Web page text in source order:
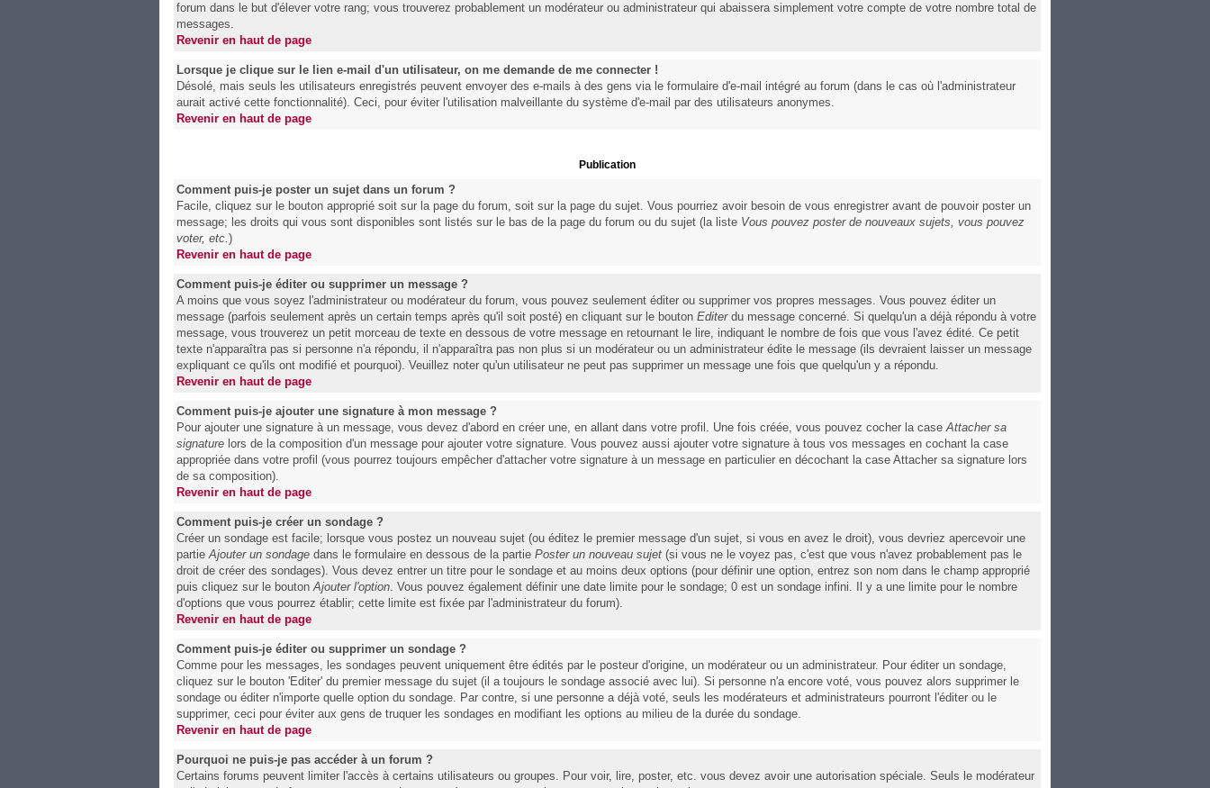
forum dans le but d'élever votre rang; vous trouverez probablement un modérateur ou administrateur qui abaissera simplement votre compte de votre nombre total de
messages.
Revenir en haut de page
Lorsque je clique sur le lien e-mail d'un utilisateur, on me demande de me connecter !
Désolé, mais seuls les utilisateurs enregistrés peuvent envoyer des e-mails à des gens via le formulaire d'e-mail intégré au forum (dans le cas où l'administrateur
aurait activé cette fonctionnalité). Ceci, pour éviter l'utilisation malveillante du système d'e-mail par des utilisateurs anonymes.
Revenir en haut de page
Publication
Comment puis-je poster un sujet dans un forum ?
Facile, cliquez sur le bouton approprié soit sur la page du forum, soit sur la page du sujet. Vous pourriez avoir besoin de vous enregistrer avant de pouvoir poster un
message; les droits qui vous sont disponibles sont listés sur le bas de la page du forum ou du sujet (la liste Vous pouvez poster de nouveaux sujets, vous pouvez
voter, etc.)
Revenir en haut de page
Comment puis-je éditer ou supprimer un message ?
A moins que vous soyez l'administrateur ou modérateur du forum, vous pouvez seulement éditer ou supprimer vos propres messages. Vous pouvez éditer un
message (parfois seulement après un certain temps après qu'il soit posté) en cliquant sur le bouton Editerdu message concerné. Si quelqu'un a déjà répondu à votre
message, vous trouverez un petit morceau de texte en dessous de votre message en retournant le lire, indiquant le nombre de fois que vous l'avez édité. Ce petit
texte n'apparaîtra pas si personne n'a répondu, il n'apparaîtra pas non plus si un modérateur ou un administrateur édite le message (ils devraient laisser un message
expliquant ce qu'ils ont modifié et pourquoi). Veuillez noter qu'un utilisateur ne peut pas supprimer un message une fois que quelqu'un y a répondu.
Revenir en haut de page
Comment puis-je ajouter une signature à mon message ?
Pour ajouter une signature à un message, vous devez d'abord en créer une, en allant dans votre profil. Une fois créée, vous pouvez cocher la caseAttacher sa
signature lors de la composition d'un message pour ajouter votre signature. Vous pouvez aussi ajouter votre signature à tous vos messages en cochant la case
appropriée dans votre profil (vous pourrez toujours empêcher d'attacher votre signature à un message en particulier en décochant la case Attacher sa signature lors
de sa composition).
Revenir en haut de page
Comment puis-je créer un sondage ?
Créer un sondage est facile; lorsque vous postez un nouveau sujet (ou éditez le premier message d'un sujet, si vous en avez le droit), vous devriez apercevoir une
partieAjouter un sondage dans le formulaire en dessous de la partie Poster un nouveau sujet (si vous ne le voyez pas, c'est que vous n'avez probablement pas le
droit de créer des sondages). Vous devez entrer un titre pour le sondage et au moins deux options (pour définir une option, entrez son nom dans le champ approprié
puis cliquez sur le boutonAjouter l'option. Vous pouvez également définir une date limite pour le sondage; 0 est un sondage infini. Il y a une limite pour le nombre
d'options que vous pourrez établir; cette limite est fixée par l'administrateur du forum).
Revenir en haut de page
Comment puis-je éditer ou supprimer un sondage ?
Comme pour les messages, les sondages peuvent uniquement être édités par le posteur d'origine, un modérateur ou un administrateur. Pour éditer un sondage,
cliquez sur le bouton 'Editer' du premier message du sujet (il a toujours le sondage associé avec lui). Si personne n'a encore voté, vous pouvez alors supprimer le
sondage ou éditer n'importe quelle option du sondage. Par contre, si une personne a déjà voté, seuls les modérateurs et administrateurs pourront l'éditer ou le
supprimer, ceci pour éviter aux gens de truquer les sondages en modifiant les options au milieu de la durée du sondage.
Revenir en haut de page
Pourquoi ne puis-je pas accéder à un forum ?
Certains forums peuvent limiter l'accès à certains utilisateurs ou groupes. Pour voir, lire, poster, etc. vous devez avoir une autorisation spéciale. Seuls le modérateur